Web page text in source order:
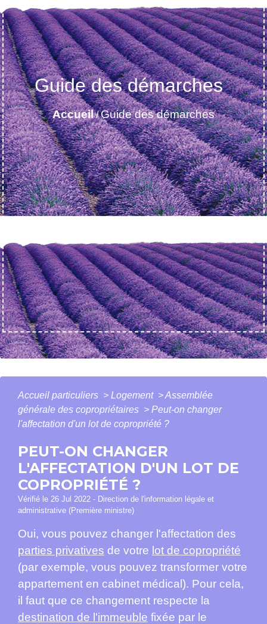
Guide des démarches
Accueil/Guide des démarches
Accueil particuliers > Logement >Assemblée
générale des copropriétaires > Peut-on changer
l'affectation d'un lot de copropriété ?
PEUT-ON CHANGER
L'AFFECTATION D'UN LOT DE
COPROPRIÉTÉ ?
Vérifié le 26 Jul 2022 - Direction de l'information légale et
administrative (Première ministre)
Oui, vous pouvez changer l'affectation des
parties privatives de votre lot de copropriété
(par exemple, vous pouvez transformer votre
appartement en cabinet médical). Pour cela,
il faut que ce changement respecte la
destination de l'immeuble fixée par le